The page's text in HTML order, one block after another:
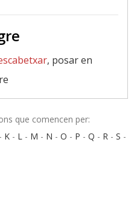
, posar en
que comencen per:
- K - L - M - N - O - P - Q - R - S -